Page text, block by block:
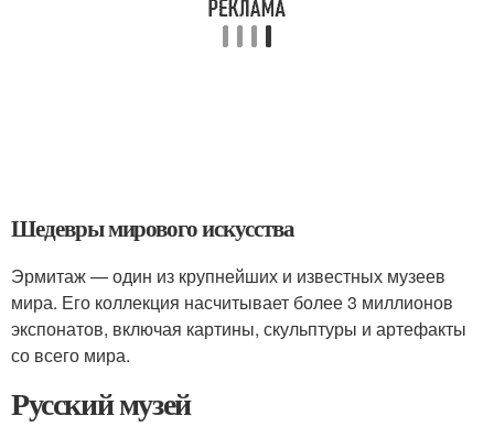
Шедевры мирового искусства
Эрмитаж — один из крупнейших и известных музеев
мира. Его коллекция насчитывает более 3 миллионов
экспонатов, включая картины, скульптуры и артефакты
со всего мира.
Русский музей